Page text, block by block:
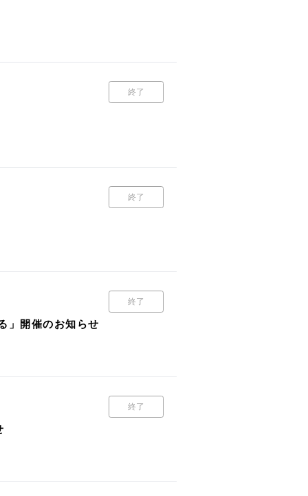
終了
終了
終了
」開催のお知らせ
終了